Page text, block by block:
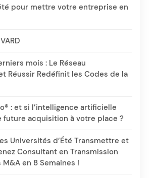
pour mettre votre entreprise en
mois : Le Réseau
Réussir Redéfinit les Codes de la
: et si l’intelligence artificielle
future acquisition à votre place ?
Universités d’Été Transmettre et
Consultant en Transmission
en 8 Semaines !